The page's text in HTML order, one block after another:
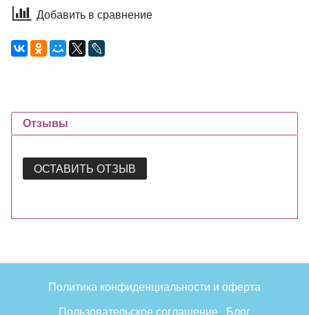
Добавить в сравнение
Отзывы
ОСТАВИТЬ ОТЗЫВ
Политика конфиденциальности и оферта
Пользовательское соглашение Блог